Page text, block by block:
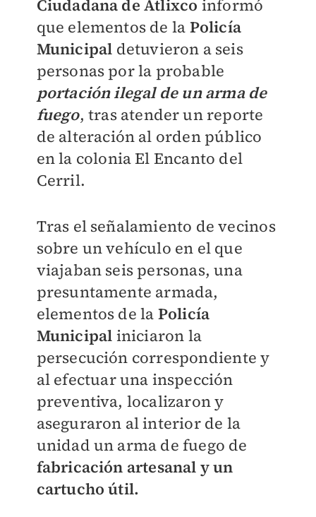
Ciudadana de Atlixco informó
que elementos de la Policía
Municipal detuvieron a seis
personas por la probable
portación ilegal de un arma de
fuego, tras atender un reporte
de alteración al orden público
en la colonia El Encanto del
Cerril.
Tras el señalamiento de vecinos
sobre un vehículo en el que
viajaban seis personas, una
presuntamente armada,
elementos de la Policía
Municipal iniciaron la
persecución correspondiente y
al efectuar una inspección
preventiva, localizaron y
aseguraron al interior de la
unidad un arma de fuego de
fabricación artesanal y un
cartucho útil.